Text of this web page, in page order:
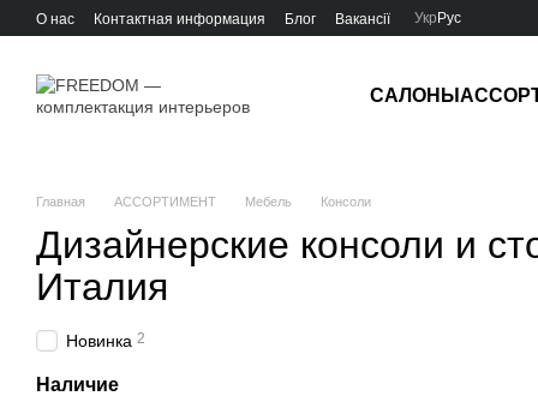
Перейти к основному контенту
О нас Контактная информация Блог Вакансії Укр Рус
САЛОНЫ
Главная АССОРТИМЕНТ Мебель Консоли
Дизайнерские консоли и
Италия
Новинка 2
Наличие